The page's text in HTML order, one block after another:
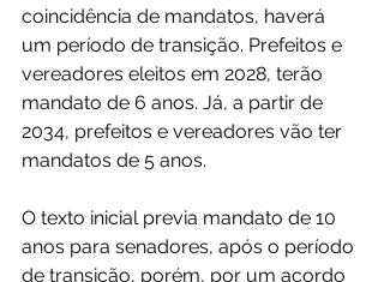
coincidência de mandatos, haverá
um período de transição. Prefeitos e
vereadores eleitos em 2028, terão
mandato de 6 anos. Já, a partir de
2034, prefeitos e vereadores vão ter
mandatos de 5 anos.
O texto inicial previa mandato de 10
anos para senadores, após o período
de transição, porém, por um acordo